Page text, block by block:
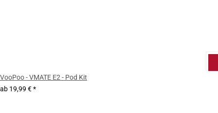
VooPoo - VMATE E2 - Pod Kit
ab 19,99 €*